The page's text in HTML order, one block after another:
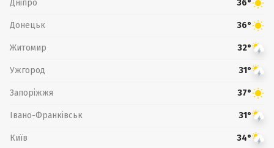
Дніпро 36°
Донецьк 36°
Житомир 32°
Ужгород 31°
Запоріжжя 37°
Івано-Франківськ 31°
Київ 34°